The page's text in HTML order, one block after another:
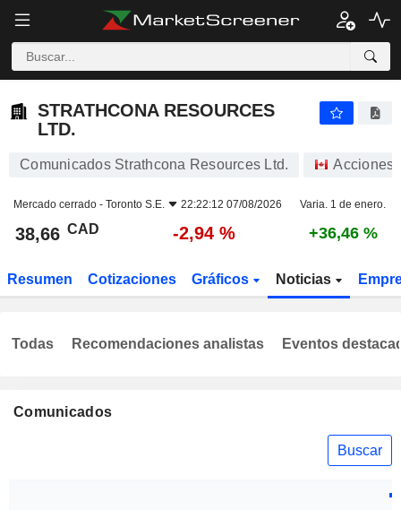
STRATHCONA RESOURCES
LTD.
Comunicados Strathcona Resources Ltd. Acciones
Mercado cerrado - Toronto S.E. 22:22:12 07/08/2026 Varia. 1 de enero.
38,66 CAD -2,94 % +36,46 %
Resumen Cotizaciones Gráficos Noticias
Comunicados
Buscar
Todas Recomendaciones analistas Eventos